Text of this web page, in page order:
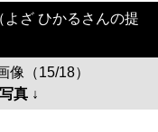
ざ ひかるさんの提
像（15/18）
真 ↓